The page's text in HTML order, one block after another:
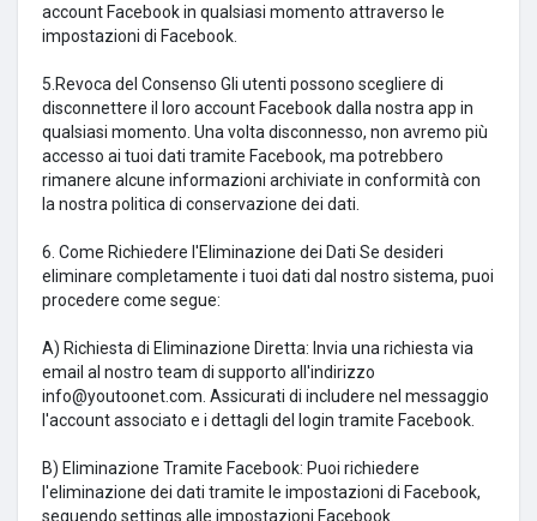
account Facebook in qualsiasi momento attraverso le
impostazioni di Facebook.
5.Revoca del Consenso Gli utenti possono scegliere di
disconnettere il loro account Facebook dalla nostra app in
qualsiasi momento. Una volta disconnesso, non avremo più
accesso ai tuoi dati tramite Facebook, ma potrebbero
rimanere alcune informazioni archiviate in conformità con
la nostra politica di conservazione dei dati.
6. Come Richiedere l'Eliminazione dei Dati Se desideri
eliminare completamente i tuoi dati dal nostro sistema, puoi
procedere come segue:
A) Richiesta di Eliminazione Diretta: Invia una richiesta via
email al nostro team di supporto all'indirizzo
info@youtoonet.com. Assicurati di includere nel messaggio
l'account associato e i dettagli del login tramite Facebook.
B) Eliminazione Tramite Facebook: Puoi richiedere
l'eliminazione dei dati tramite le impostazioni di Facebook,
seguendo settings alle impostazioni Facebook.